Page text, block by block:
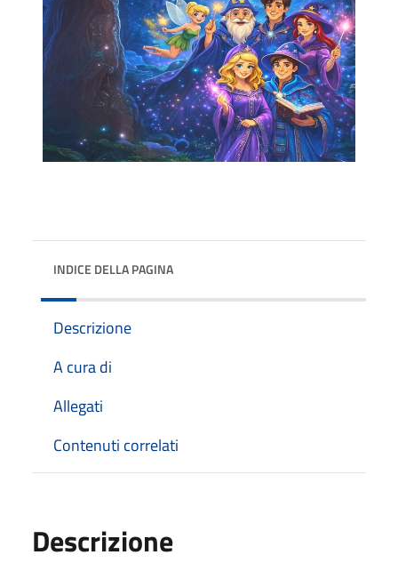
INDICE DELLA PAGINA
Descrizione
A cura di
Allegati
Contenuti correlati
Descrizione